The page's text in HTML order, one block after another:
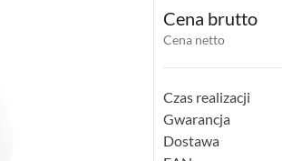
Cena brutto
Cena netto
Czas realizacji
Gwarancja
Dostawa